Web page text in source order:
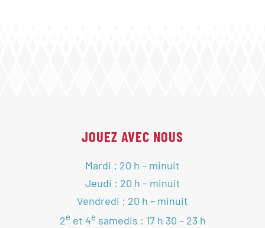
JOUEZ AVEC NOUS
Mardi : 20 h – minuit
Jeudi : 20 h – minuit
Vendredi : 20 h – minuit
2e et 4e samedis : 17 h 30 – 23 h